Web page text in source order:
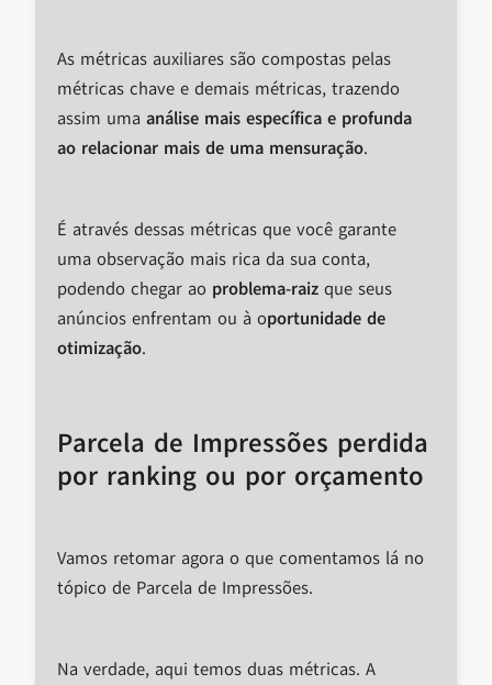
As métricas auxiliares são compostas pelas
métricas chave e demais métricas, trazendo
assim uma análise mais específica e profunda
ao relacionar mais de uma mensuração.
É através dessas métricas que você garante
uma observação mais rica da sua conta,
podendo chegar ao problema-raiz que seus
anúncios enfrentam ou à oportunidade de
otimização.
Parcela de Impressões perdida
por ranking ou por orçamento
Vamos retomar agora o que comentamos lá no
tópico de Parcela de Impressões.
Na verdade, aqui temos duas métricas. A